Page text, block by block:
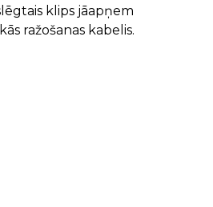
klips jāapņem
ražošanas kabelis.